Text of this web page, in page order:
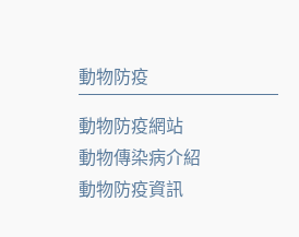
動物防疫
動物防疫網站
動物傳染病介紹
動物防疫資訊